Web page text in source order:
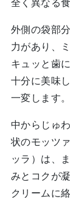
外側の袋部
力があり、
キュッと歯
十分に美味
一変します。
中からじゅ
状のモッツ
ッラ）は、
みとコクが
クリームに